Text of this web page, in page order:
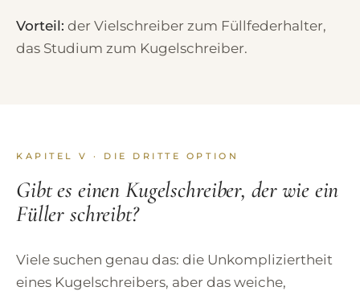
Vorteil: der Vielschreiber zum Füllfederhalter,
das Studium zum Kugelschreiber.
KAPITEL V · DIE DRITTE OPTION
Gibt es einen Kugelschreiber, der wie ein
Füller schreibt?
Viele suchen genau das: die Unkompliziertheit
eines Kugelschreibers, aber das weiche,